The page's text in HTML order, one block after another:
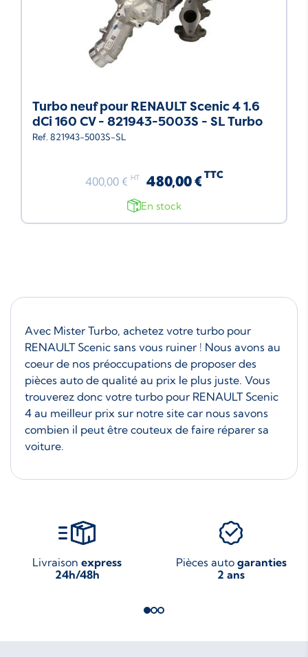
Turbo neuf pour RENAULT Scenic 4 1.6
dCi 160 CV - 821943-5003S - SL Turbo
Ref. 821943-5003S-SL
400,00 € HT 480,00 € TTC
En stock
Avec Mister Turbo, achetez votre turbo pour
RENAULT Scenic sans vous ruiner ! Nous avons au
coeur de nos préoccupations de proposer des
pièces auto de qualité au prix le plus juste. Vous
trouverez donc votre turbo pour RENAULT Scenic
4 au meilleur prix sur notre site car nous savons
combien il peut être couteux de faire réparer sa
voiture.
Livraison express
24h/48h
Pièces auto garanties
2 ans